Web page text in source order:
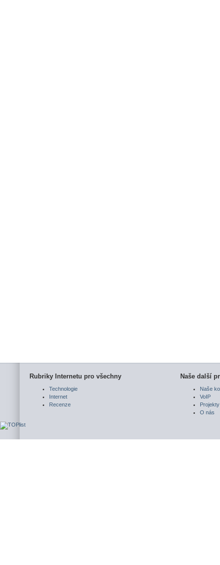
Rubriky Internetu pro všechny
Technologie
Internet
Recenze
Naše další
Naše
VoIP
Projekty
O nás